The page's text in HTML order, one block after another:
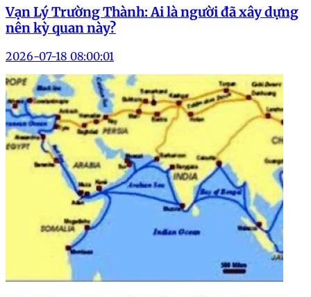
Vạn Lý Trường Thành: Ai là người đã xây dựng
nên kỳ quan này?
2026-07-18 08:00:01